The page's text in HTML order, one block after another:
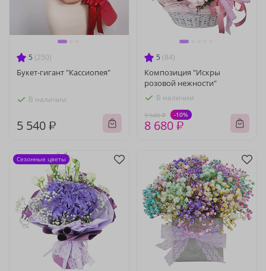
5 (250)
Букет-гигант "Кассиопея"
В наличии
5 540 ₽
5 (84)
Композиция "Искры
розовой нежности"
В наличии
9 640 ₽ -10%
8 680 ₽
Сезонные цветы